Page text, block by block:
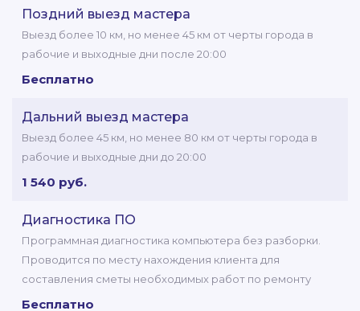
Поздний выезд мастера
Выезд более 10 км, но менее 45 км от черты города в
рабочие и выходные дни после 20:00
Бесплатно
Дальний выезд мастера
Выезд более 45 км, но менее 80 км от черты города в
рабочие и выходные дни до 20:00
1 540 руб.
Диагностика ПО
Программная диагностика компьютера без разборки.
Проводится по месту нахождения клиента для
составления сметы необходимых работ по ремонту
Бесплатно